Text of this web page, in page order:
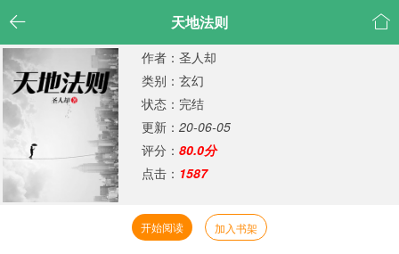
 天地法则 
作者：圣人却
类别：玄幻
状态：完结
更新：20-06-05
评分：80.0分
点击： 1587
开始阅读 加入书架